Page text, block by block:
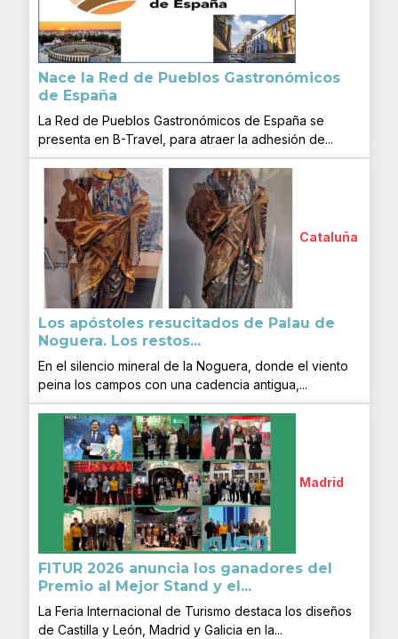
Nace la Red de Pueblos Gastronómicos
de España
La Red de Pueblos Gastronómicos de España se
presenta en B-Travel, para atraer la adhesión de...
Cataluña
Los apóstoles resucitados de Palau de
Noguera. Los restos...
En el silencio mineral de la Noguera, donde el viento
peina los campos con una cadencia antigua,...
Madrid
FITUR 2026 anuncia los ganadores del
Premio al Mejor Stand y el...
La Feria Internacional de Turismo destaca los diseños
de Castilla y León, Madrid y Galicia en la...